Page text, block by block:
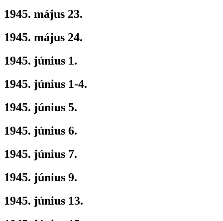
1945. május 23.
1945. május 24.
1945. június 1.
1945. június 1-4.
1945. június 5.
1945. június 6.
1945. június 7.
1945. június 9.
1945. június 13.